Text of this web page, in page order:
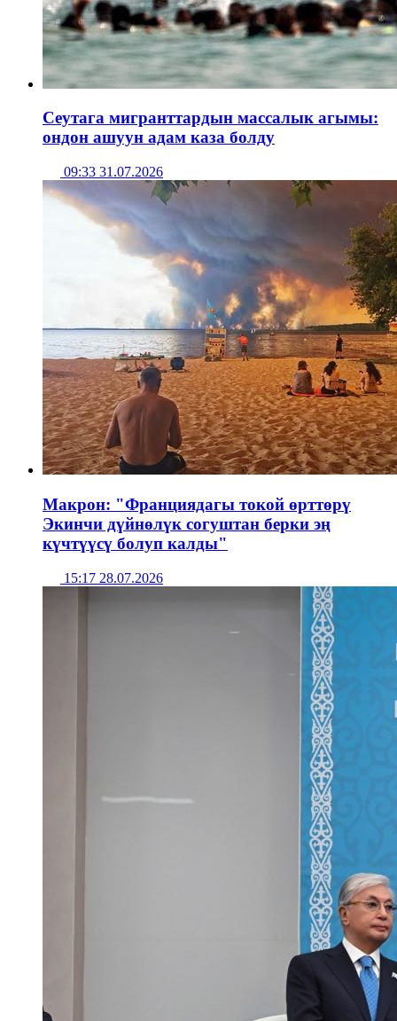
Сеутага мигранттардын массалык агымы:
ондон ашуун адам каза болду
09:33 31.07.2026
Макрон: "Франциядагы токой өрттөрү
Экинчи дүйнөлүк согуштан берки эң
күчтүүсү болуп калды"
15:17 28.07.2026